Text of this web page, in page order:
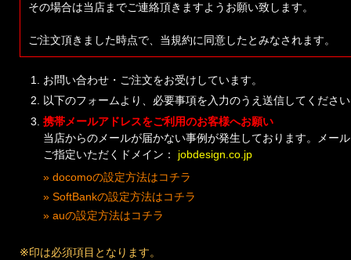
その場合は当店までご連絡頂きますようお願い致します。
ご注文頂きました時点で、当規約に同意したとみなされます。
お問い合わせ・ご注文をお受けしています。
以下のフォームより、必要事項を入力のうえ送信してくださ
携帯メールアドレスをご利用のお客様へお願い
当店からのメールが届かない事例が発生しております。メー
ご指定いただくドメイン： jobdesign.co.jp
» docomoの設定方法はコチラ
» SoftBankの設定方法はコチラ
» auの設定方法はコチラ
※印は必須項目となります。